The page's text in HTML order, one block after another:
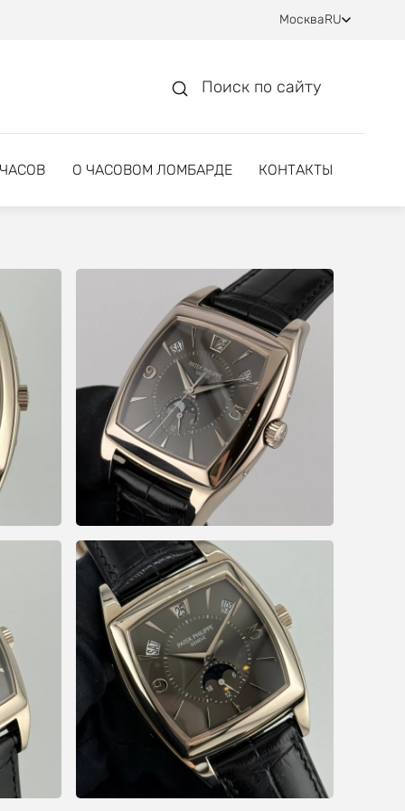
МоскваRU
Поиск по сайту
О ЧАСОВОМ ЛОМБАРДЕ КОНТАКТЫ